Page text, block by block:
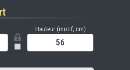
Hauteur (motif, cm)